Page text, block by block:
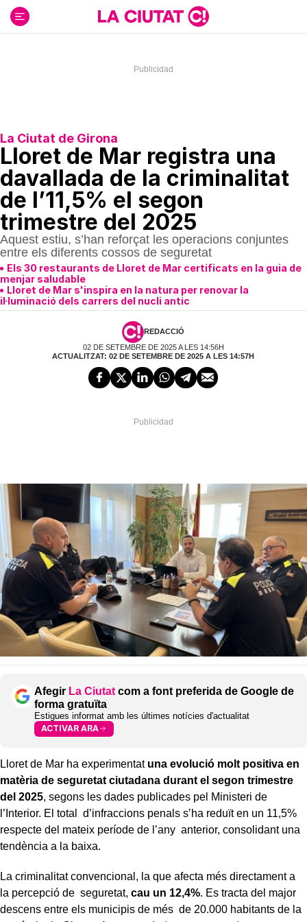
contenido
La Ciutat de Girona
Lloret de Mar registra una
davallada de la criminalitat
de l’11,5% el segon
trimestre del 2025
Aquest estiu, s’han reforçat les operacions conjuntes
entre els diferents cossos de seguretat
Els 30 restaurants de Lloret de Mar certificats en la guia de
menjar saludable
Lloret de Mar s'inspira en la natura per renovar la
il·luminació dels carrers del nucli antic
REDACCIÓ
02 DE SETEMBRE DE 2025 A LES 14:56H
ACTUALITZAT: 02 DE SETEMBRE DE 2025 A LES 14:57H
Afegir La Ciutat com a font preferida de Google de
forma gratuïta
Estigues informat amb les últimes notícies d'actualitat
ACTIVAR ARA
Lloret de Mar ha experimentat una evolució molt positiva en
matèria de seguretat ciutadana durant el segon trimestre
del 2025, segons les dades publicades pel Ministeri de
l’Interior. El total d’infraccions penals s’ha reduït en un 11,5%
respecte del mateix període de l’any anterior, consolidant una
tendència a la baixa.
La criminalitat convencional, la que afecta més directament a
la percepció de seguretat, cau un 12,4%. Es tracta del major
descens entre els municipis de més de 20.000 habitants de la